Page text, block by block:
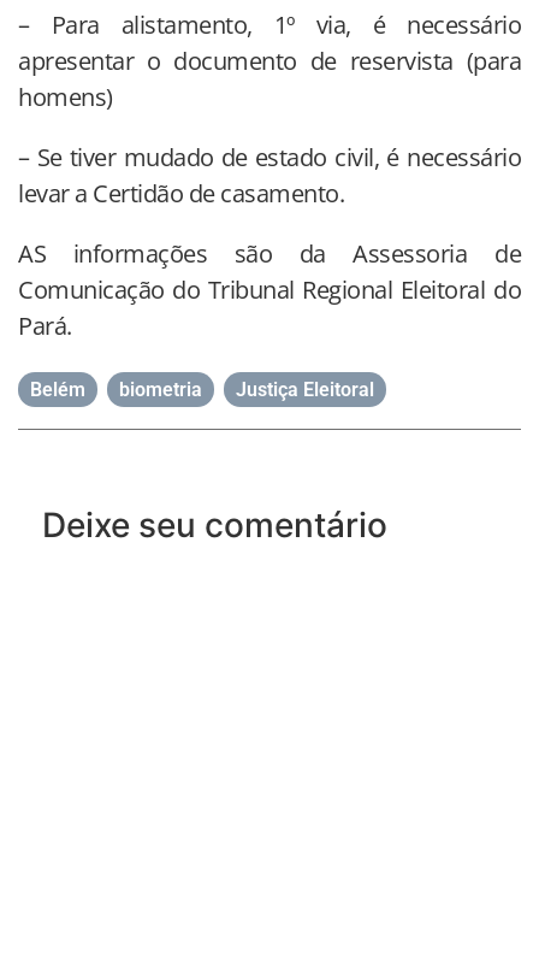
– Para alistamento, 1º via, é necessário
apresentar o documento de reservista (para
homens)
– Se tiver mudado de estado civil, é necessário
levar a Certidão de casamento.
AS informações são da Assessoria de
Comunicação do Tribunal Regional Eleitoral do
Pará.
Belém biometria Justiça Eleitoral
Deixe seu comentário